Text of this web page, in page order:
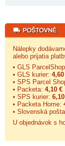
Nálepky
alebo prijatia
• GLS
• GLS kurier:
• SPS Parcel
• Packeta: 4,10 €
• SPS kurier:
• Packeta Home:
• Slovenská
U objednávok s